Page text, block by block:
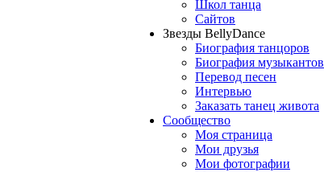
Школ танца
Сайтов
Звезды BellyDance
Биография танцоров
Биография музыкантов
Перевод песен
Интервью
Заказать танец живота
Сообщество
Моя страница
Мои друзья
Мои фотографии